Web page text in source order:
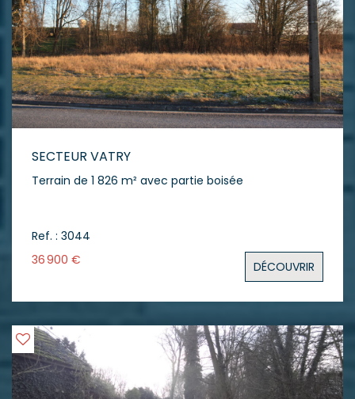
SECTEUR VATRY
Terrain de 1 826 m² avec partie boisée
Ref. : 3044
36 900 €
DÉCOUVRIR